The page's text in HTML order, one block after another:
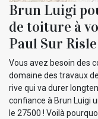
Brun Luigi
de toiture à
Paul Sur
Vous avez besoin des
domaine des travaux
rive qui va durer
confiance à Brun Luigi
le 27500 ! Voilà